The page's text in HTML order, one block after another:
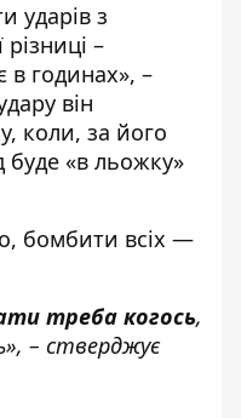
ударів з
–
в годинах», –
він
коли, за його
буде «в льожку»
бомбити всіх —
треба когось,
– стверджує